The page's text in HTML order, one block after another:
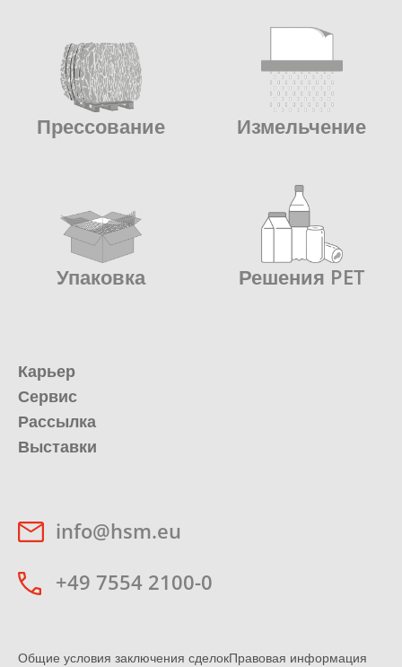
Прессование Измельчение
Упаковка Решения PET
Карьер
Сервис
Рассылка
Выставки
info@hsm.eu
+49 7554 2100-0
Общие условия заключения сделокПравовая информация